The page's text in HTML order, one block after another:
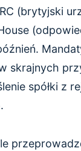
(brytyjski
skrajnych
spółki z